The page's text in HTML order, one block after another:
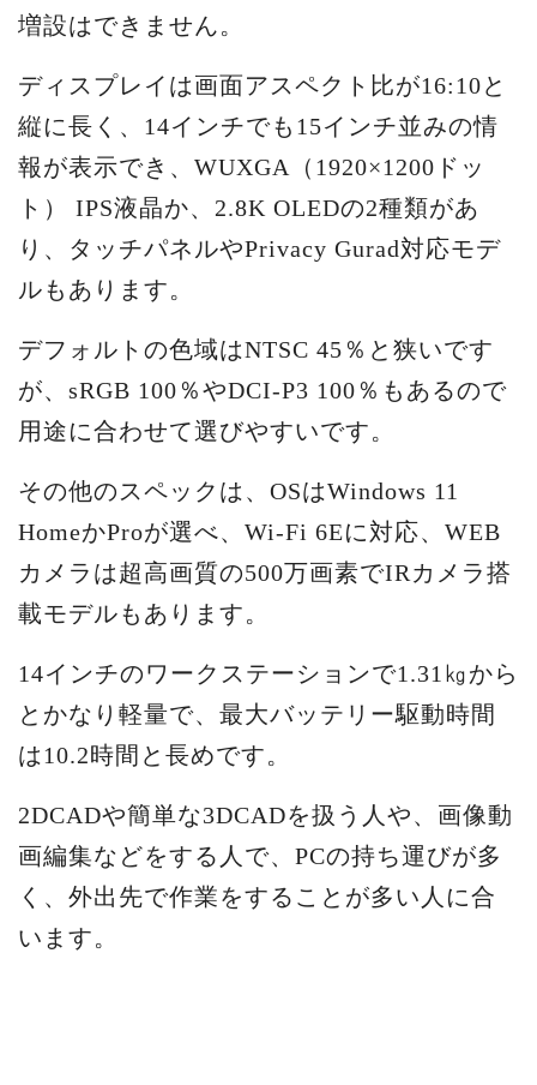
増設はできません。
ディスプレイは画面アスペクト比が16:10と
縦に長く、14インチでも15インチ並みの情
報が表示でき、WUXGA（1920×1200ドッ
ト） IPS液晶か、2.8K OLEDの2種類があ
り、タッチパネルやPrivacy Gurad対応モデ
ルもあります。
デフォルトの色域はNTSC 45％と狭いです
が、sRGB 100％やDCI-P3 100％もあるので
用途に合わせて選びやすいです。
その他のスペックは、OSはWindows 11
HomeかProが選べ、Wi-Fi 6Eに対応、WEB
カメラは超高画質の500万画素でIRカメラ搭
載モデルもあります。
14インチのワークステーションで1.31㎏から
とかなり軽量で、最大バッテリー駆動時間
は10.2時間と長めです。
2DCADや簡単な3DCADを扱う人や、画像動
画編集などをする人で、PCの持ち運びが多
く、外出先で作業をすることが多い人に合
います。